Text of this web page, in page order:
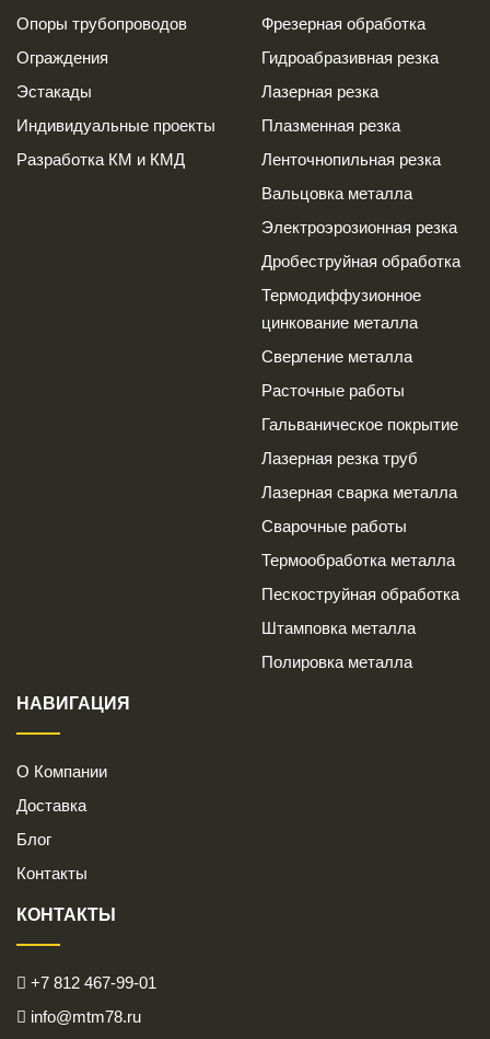
Опоры трубопроводов
Ограждения
Эстакады
Индивидуальные проекты
Разработка КМ и КМД
Фрезерная обработка
Гидроабразивная резка
Лазерная резка
Плазменная резка
Ленточнопильная резка
Вальцовка металла
Электроэрозионная резка
Дробеструйная обработка
Термодиффузионное
цинкование металла
Сверление металла
Расточные работы
Гальваническое покрытие
Лазерная резка труб
Лазерная сварка металла
Сварочные работы
Термообработка металла
Пескоструйная обработка
Штамповка металла
Полировка металла
НАВИГАЦИЯ
О Компании
Доставка
Блог
Контакты
КОНТАКТЫ
+7 812 467-99-01
info@mtm78.ru